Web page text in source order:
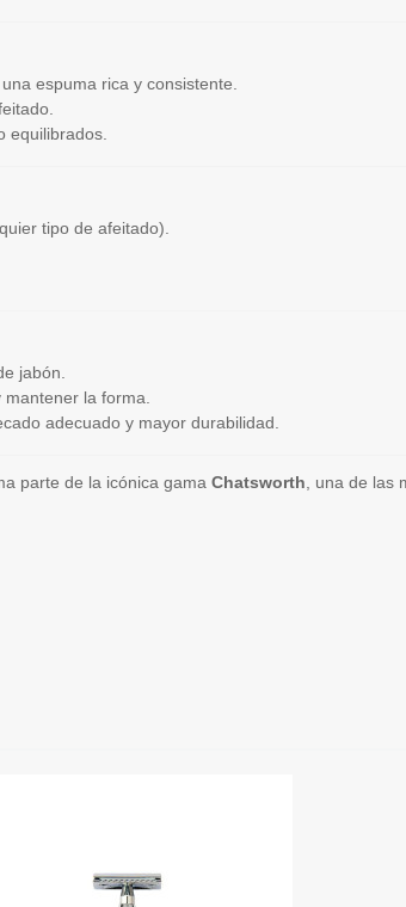
una espuma rica y consistente.
equilibrados.
tipo de afeitado).
jabón.
mantener la forma.
adecuado y mayor durabilidad.
parte de la icónica gama Chatsworth , una de las